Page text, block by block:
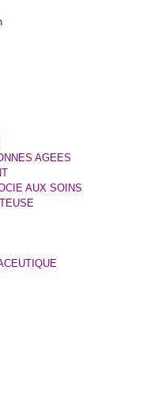
AGEES
AUX SOINS